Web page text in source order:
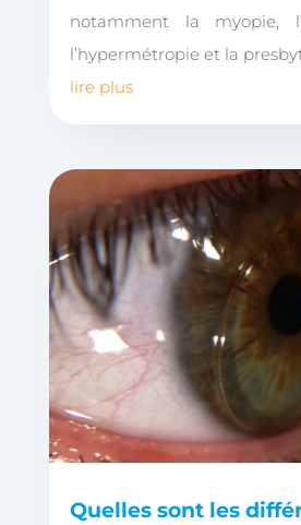
notamment la myopie,
l’hypermétropie et la
lire plus
Quelles sont les